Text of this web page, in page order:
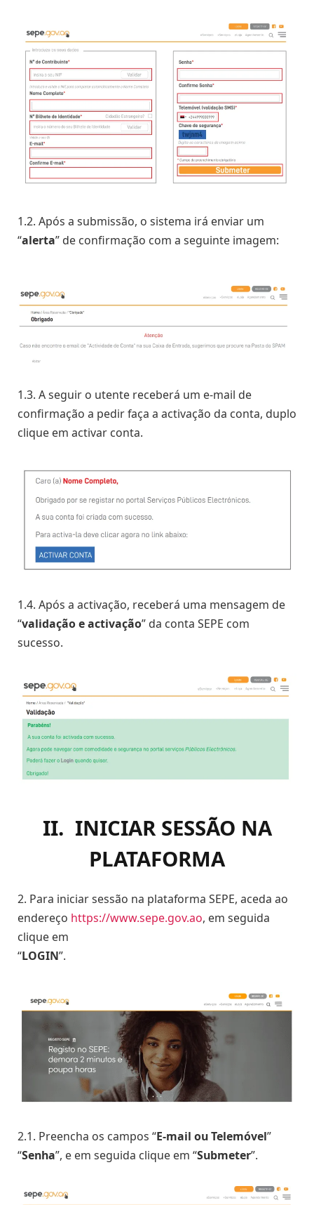
1.2. Após a submissão, o sistema irá enviar um
“alerta” de confirmação com a seguinte imagem:
1.3. A seguir o utente receberá um e-mail de
confirmação a pedir faça a activação da conta, duplo
clique em activar conta.
1.4. Após a activação, receberá uma mensagem de
“validação e activação” da conta SEPE com
sucesso.
II. INICIAR SESSÃO NA
PLATAFORMA
2. Para iniciar sessão na plataforma SEPE, aceda ao
endereço https://www.sepe.gov.ao, em seguida
clique em
“LOGIN”.
2.1. Preencha os campos “E-mail ou Telemóvel”
“Senha”, e em seguida clique em “Submeter”.